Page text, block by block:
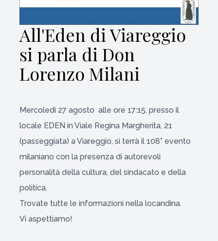
All'Eden di Viareggio
si parla di Don
Lorenzo Milani
Mercoledì 27 agosto alle ore 17:15, presso il
locale EDEN in Viale Regina Margherita, 21
(passeggiata) a Viareggio, si terrà il 108° evento
milaniano con la presenza di autorevoli
personalità della cultura, del sindacato e della
politica.
Trovate tutte le informazioni nella locandina.
Vi aspettiamo!